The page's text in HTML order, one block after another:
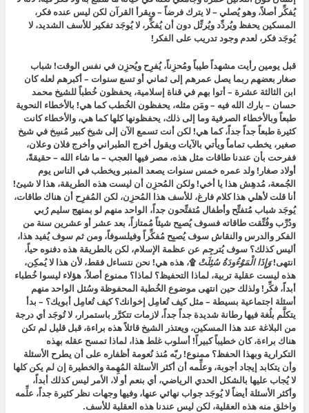
يُفكِّر أصلاً، وهو يُصلي – لا يترك فرضاً – ويقرأ القرآن لكن ليس عنده فكر،
المسكين يحفظ ويُردِّد ويُرتِّل دون أن يُفكِّر، لا يُوجَد تفكير للأسف الشديد، لا
يُوجَد فكر، لعدم وجود تدريب على الفكر!
قبل يومين رأيت مشهداً طيباً ومُحزِناً، يُفرِح ويُحزِن في نفس الوقت! شباب
صغار بعضهم ربما يصل عمرهم إلى ثماني أو تسع سنوات – أكبرهم لعله كان
ابن الثالثة عشرة – أتوا بهم في قناة إسلامية، يحفظون خُطباً للشيخ محمد
حسان – بارك الله فيه – ومَن مثله، يحفظون الخُطب كما هي! بالأخطاء النحوية
طبعاً وبالأخطاء الصرفية وما إلى ذلك، يحفظونها كلها كما هي، والأخطاء كانت
كثيرة طبعاً جداً جداً، كما هي! لكن أنت تسمع الآن إلى شيخ كبير مُسِخ في شيخ
صغير، يخطب تماماً ويأتي بالآيات ويقول أخرج الطبراني وأخرج فلان وعلان،
ففرحت بأن عندنا طاقات مثل هذه، مصر فيها العجب – ما شاء الله – حقيقةً،
أولاد صغار! ولد عمره خمس سنوات يصعد المنبر ويخطب في الناس يوم
الجُمعة، مُدهِش هذا يا أخي! ولكن المُحزِن أن ليست هذه الطريقة، هذا لا شيئ!
أنا قلت لأهلي هذا كلام فارغ، للأسف هذا المُحزِن، لكن المُفرِح أن هناك طاقات،
يُوجَد شباب مُتفتِّح وأطفال مُتفتِّحون جداً، الواحد منهم لو بمنهج سليم رُبي
ودُرِّب وفُتِّقت طاقاته فسوف يُصبِح شيئاً مُمتازاً، بعد عشر أو عشرين سنة من
الفكر والدرس والنقاش سوف يُصبِح مُفكِّراً وفيلسوفاً، ومن ثم سوف يُفيد هذا،
أليس كذلك؟ سوف يُترجِم عن عظمة الإسلام، لكن بالطريقة هذه دفنوه حياً،
انتهى!وَإِذَا الْمَوْءُودَةُ سُئِلَتْ ۩، هذه هي! نحن نتساءل فقط، لأن هذا لا يُمكِن،
هذه ليست عقلية تربية، لماذا التحفيظ؟ لماذا؟ ممنوع أصلاً، هؤلاء ليسوا خُطباء
أبداً، فكِّر! ولذلك حين انتهى موضوع الخُطبة المحفوظة وسُئل الواحد منهم
أسئلة اجتماعية بسيطة – مثل كيف تُعامِل إخوانك؟ كيف تُعامِل أبويك؟ – بدأ
يتكلَّم بلُغة فيها رطانة شديدة جداً جداً، لازمات تتكرَّر باستمرار، لا تُوجَد أي درجة
من البلاغة عند هذا المسكين، ويعتذر الشيخ قائلاً هذه براءة، قبل قليل لم تكن
هناك براءة، كان خطيباً كبيراً! أسلوب غلط هذا، لماذا تمسح عقله بهذه
التكرارية وبهذا الحفظ؟ ممنوع! ربّه مُنذ نُعومة أظفاره على أن يطرح الأسئلة
وأن يتكابد إيجاد أجوبة، وعلِّمه أن أكثر الأسئلة المُهِمة والخطيرة إن لم يكن كلها
لا يُجاب عليها بالشكل الحدي الرياضي، أي بنعم أو لا، الأمر ليس كذلك أبداً،
وأكثر الأسئلة أيضاً لا يُوجَد جواب نهائي عنها، وفيها وجهات نظر كثيرة جداً، علِّمه
واخلق منه هذه العقلية، لكن ليس عندنا هذه العقلية للأسف.